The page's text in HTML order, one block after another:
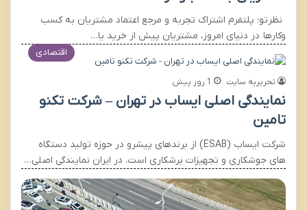
نظرتو؛ پلتفرم اشتراک تجربه و مرجع اعتماد مشتریان به کسب
وکارها در دنیای امروز، مشتریان پیش از خرید یا…
اقتصادی
تحریریه سایت 1 روز پیش
نمایندگی اصلی ایساب در تهران – شرکت تکنو
تامین
شرکت ایساب (ESAB) از برندهای پیشرو در حوزه تولید دستگاه
های جوشکاری و تجهیزات برشکاری است. در ایران نمایندگی اصلی…